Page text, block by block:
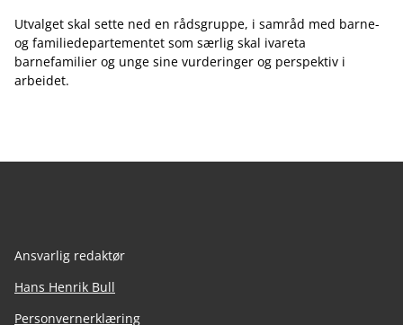
Utvalget skal sette ned en rådsgruppe, i samråd med barne-
og familiedepartementet som særlig skal ivareta
barnefamilier og unge sine vurderinger og perspektiv i
arbeidet.
Ansvarlig redaktør
Hans Henrik Bull
Personvernerklæring